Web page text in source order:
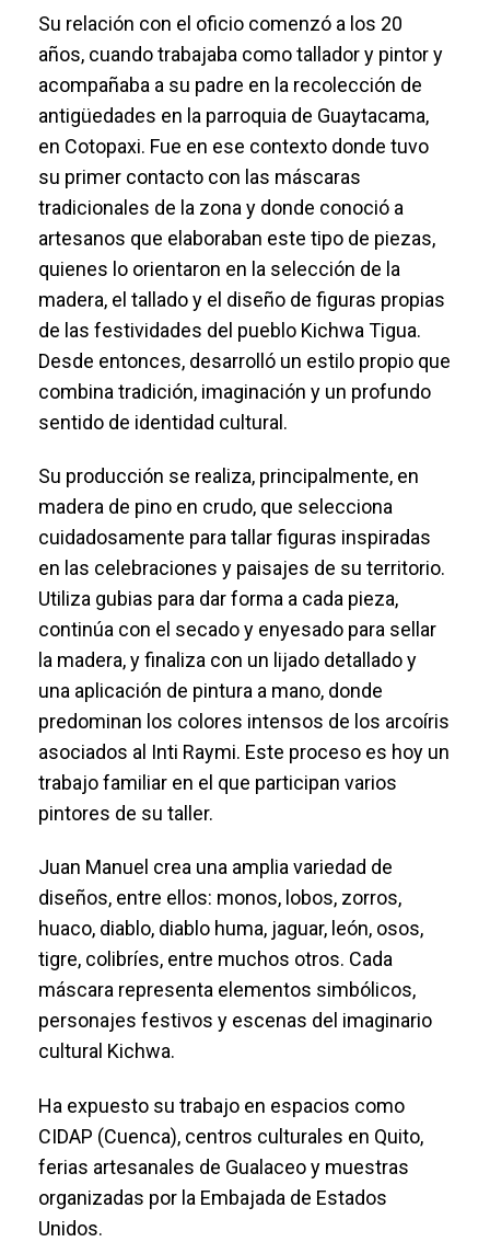
Su relación con el oficio comenzó a los 20
años, cuando trabajaba como tallador y pintor y
acompañaba a su padre en la recolección de
antigüedades en la parroquia de Guaytacama,
en Cotopaxi. Fue en ese contexto donde tuvo
su primer contacto con las máscaras
tradicionales de la zona y donde conoció a
artesanos que elaboraban este tipo de piezas,
quienes lo orientaron en la selección de la
madera, el tallado y el diseño de figuras propias
de las festividades del pueblo Kichwa Tigua.
Desde entonces, desarrolló un estilo propio que
combina tradición, imaginación y un profundo
sentido de identidad cultural.
Su producción se realiza, principalmente, en
madera de pino en crudo, que selecciona
cuidadosamente para tallar figuras inspiradas
en las celebraciones y paisajes de su territorio.
Utiliza gubias para dar forma a cada pieza,
continúa con el secado y enyesado para sellar
la madera, y finaliza con un lijado detallado y
una aplicación de pintura a mano, donde
predominan los colores intensos de los arcoíris
asociados al Inti Raymi. Este proceso es hoy un
trabajo familiar en el que participan varios
pintores de su taller.
Juan Manuel crea una amplia variedad de
diseños, entre ellos: monos, lobos, zorros,
huaco, diablo, diablo huma, jaguar, león, osos,
tigre, colibríes, entre muchos otros. Cada
máscara representa elementos simbólicos,
personajes festivos y escenas del imaginario
cultural Kichwa.
Ha expuesto su trabajo en espacios como
CIDAP (Cuenca), centros culturales en Quito,
ferias artesanales de Gualaceo y muestras
organizadas por la Embajada de Estados
Unidos.